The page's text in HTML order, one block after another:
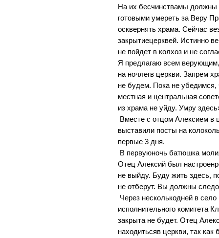
На их бесчинствамы должны
готовыми умереть за Веру
осквернять храма. Сейчас
закрытиецерквей. Истинно
не пойдет в колхоз и не
Я предлагаю всем верующим,
на ночлегв церкви. Запрем
не будем. Пока не убедимся,
местная и центральная
из храма не уйду. Умру
Вместе с отцом Алексием в
выставили посты на
первые 3 дня.
В первуюночь батюшка
Отец Алексий был
не выйду. Буду жить здесь,
не отберут. Вы должны
Через несколькодней в
исполнительного комитета
закрыта не будет. Отец
находитьсяв церкви, так